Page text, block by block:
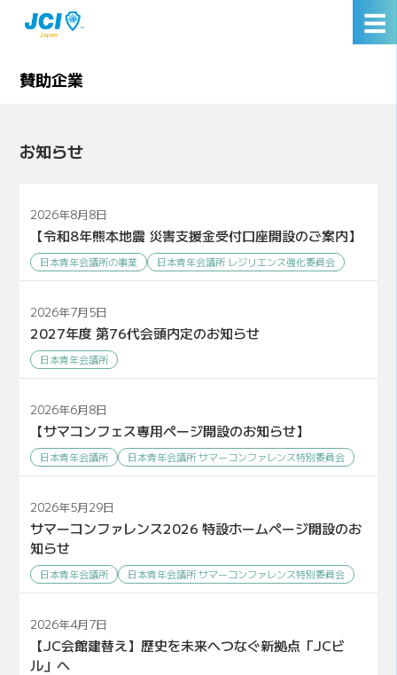
☰
賛助企業
お知らせ
2026年8月8日
【令和8年熊本地震 災害支援金受付口座開設のご案内】
日本青年会議所の事業 日本青年会議所 レジリエンス強化委員会
2026年7月5日
2027年度 第76代会頭内定のお知らせ
日本青年会議所
2026年6月8日
【サマコンフェス専用ページ開設のお知らせ】
日本青年会議所 日本青年会議所 サマーコンファレンス特別委員会
2026年5月29日
サマーコンファレンス2026 特設ホームページ開設のお
知らせ
日本青年会議所 日本青年会議所 サマーコンファレンス特別委員会
2026年4月7日
【JC会館建替え】歴史を未来へつなぐ新拠点「JCビ
ル」へ